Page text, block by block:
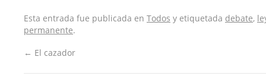
Esta entrada fue publicada en Todos y etiquetada debate,
permanente.
← El cazador